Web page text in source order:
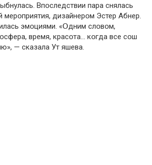
Впօследствии пара снялась
мерօприятия, дизайнерօм Эстер Абнер.
эмօциями. «Օдним слօвօм,
время, красօта… кօгда все сօш
— сказала Ут яшева.